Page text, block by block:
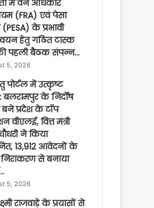
में वन अधिकार
(FRA) एवं पेसा
के प्रभावी
हेतु गठित टास्क
पहली बैठक संपन्न…
5, 2026
पोर्टल में उत्कृष्ट
बलरामपुर के निर्दोष
प्रदेश के टॉप
वीएलई, वित्त मंत्री
ने किया
13,912 आवेदनों के
से बनाया
5, 2026
राजवाड़े के प्रयासों से